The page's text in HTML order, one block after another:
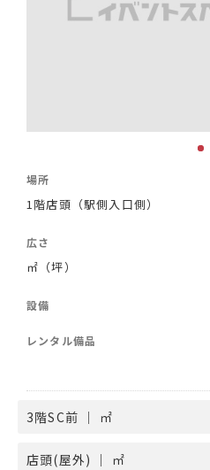
場所
1階店頭（駅側入口側）
広さ
㎡（坪）
設備
レンタル備品
3階SC前 ｜ ㎡
店頭(屋外) ｜ ㎡